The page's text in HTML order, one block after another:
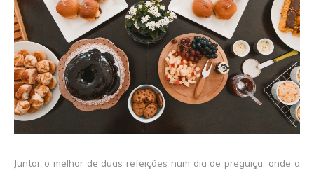
Juntar o melhor de duas refeições num dia de preguiça, onde a